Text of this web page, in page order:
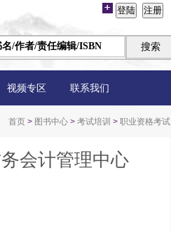
视频专区 联系我们
首页 > 图书中心 > 考试培训 > 职业资格考试
会计管理中心